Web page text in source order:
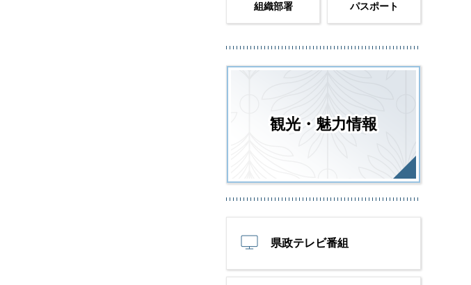
組織部署 パスポート
観光・魅力情報
県政テレビ番組